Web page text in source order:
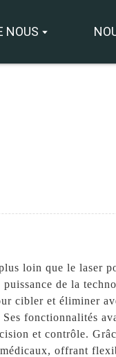
NOUS
loin que le laser
de la
cibler et éliminer
fonctionnalités
et contrôle.
offrant